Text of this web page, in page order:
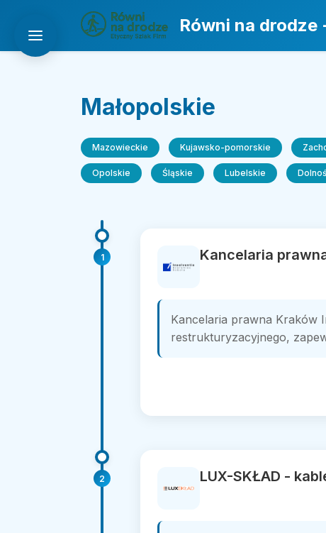
Równi na
Małopolskie
Mazowieckie Kujawsko-pomorskie
Opolskie Śląskie Lubelskie
1 Kancelaria
Kancelaria prawna Kraków
restrukturyzacyjnego,
2 LUX-SKŁAD -